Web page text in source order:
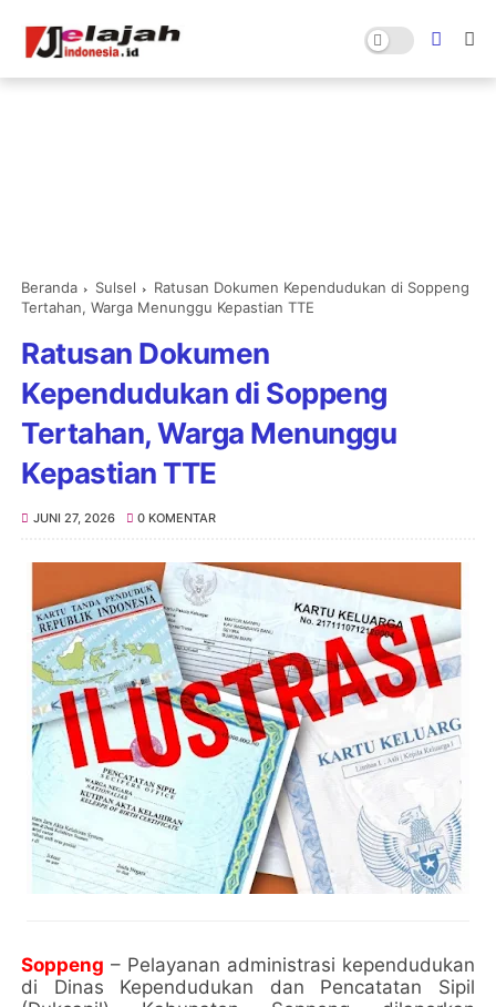
Beranda Sulsel
Ratusan Dokumen Kependudukan di Soppeng
Tertahan, Warga Menunggu Kepastian TTE
Ratusan Dokumen
Kependudukan di Soppeng
Tertahan, Warga Menunggu
Kepastian TTE
JUNI 27, 2026 0 KOMENTAR
Soppeng – Pelayanan administrasi kependudukan
di Dinas Kependudukan dan Pencatatan Sipil